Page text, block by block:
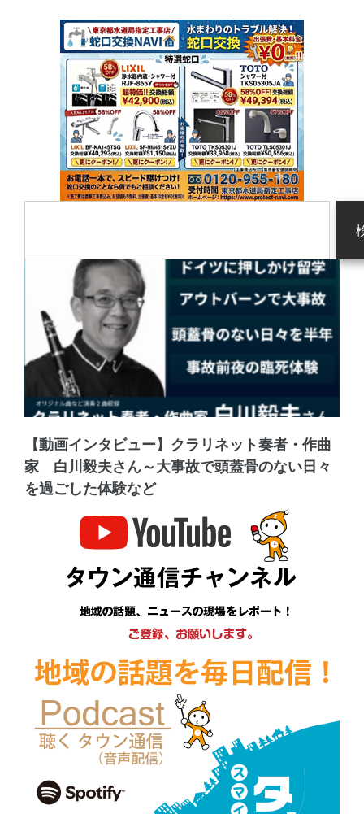
【動画インタビュー】クラリネット奏者・作曲
家 白川毅夫さん～大事故で頭蓋骨のない日々
を過ごした体験など